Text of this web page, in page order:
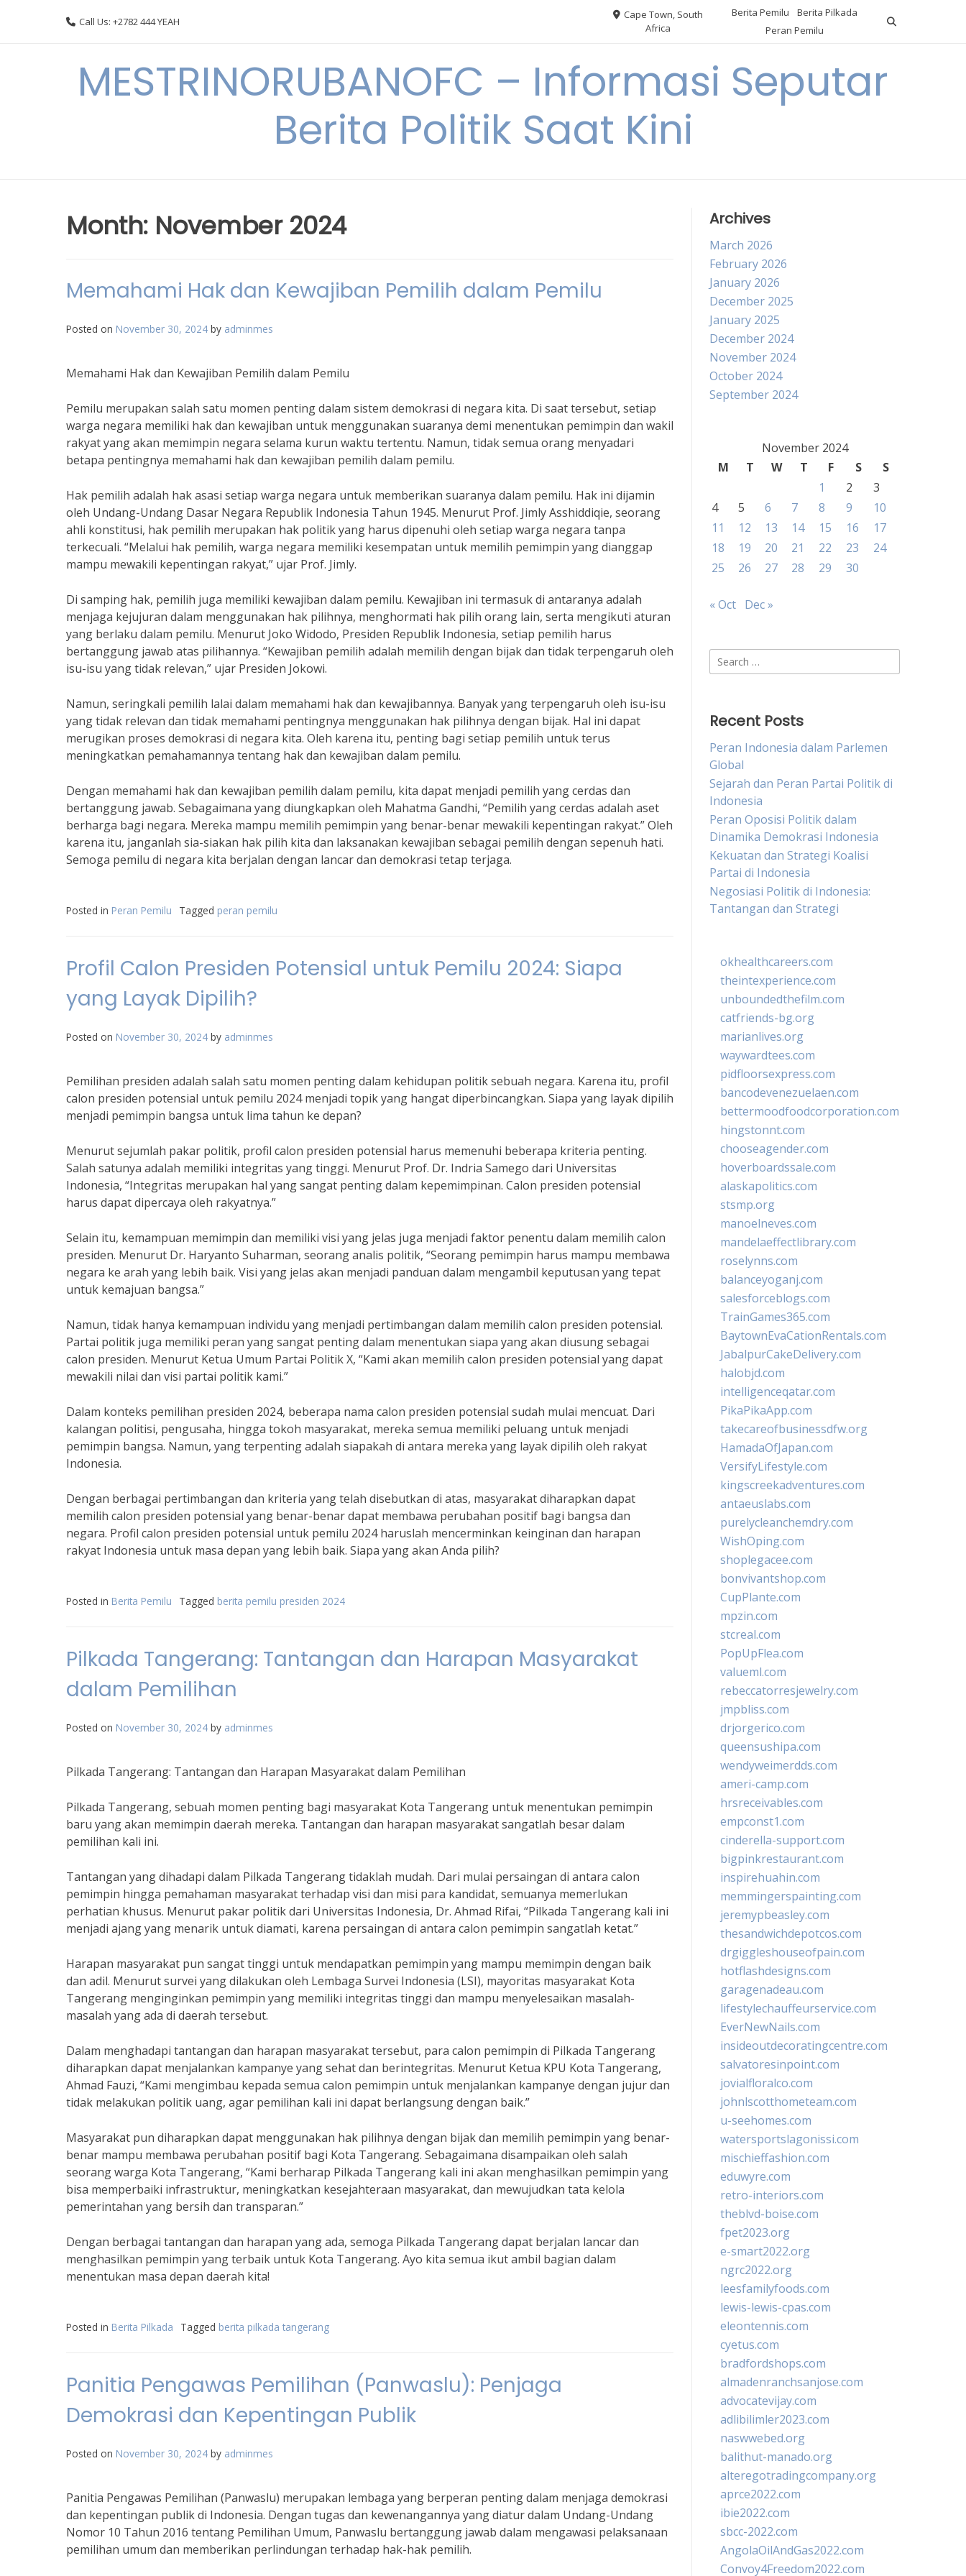
Call Us: +2782 444 YEAH
Cape Town, South
Africa
Berita Pemilu
Berita Pilkada
Peran Pemilu
MESTRINORUBANOFC – Informasi Seputar
Berita Politik Saat Kini
Month: November 2024
Memahami Hak dan Kewajiban Pemilih dalam Pemilu
Posted on November 30, 2024 by adminmes
Memahami Hak dan Kewajiban Pemilih dalam Pemilu
Pemilu merupakan salah satu momen penting dalam sistem demokrasi di negara kita. Di saat tersebut, setiap
warga negara memiliki hak dan kewajiban untuk menggunakan suaranya demi menentukan pemimpin dan wakil
rakyat yang akan memimpin negara selama kurun waktu tertentu. Namun, tidak semua orang menyadari
betapa pentingnya memahami hak dan kewajiban pemilih dalam pemilu.
Hak pemilih adalah hak asasi setiap warga negara untuk memberikan suaranya dalam pemilu. Hak ini dijamin
oleh Undang-Undang Dasar Negara Republik Indonesia Tahun 1945. Menurut Prof. Jimly Asshiddiqie, seorang
ahli konstitusi, hak pemilih merupakan hak politik yang harus dipenuhi oleh setiap warga negara tanpa
terkecuali. “Melalui hak pemilih, warga negara memiliki kesempatan untuk memilih pemimpin yang dianggap
mampu mewakili kepentingan rakyat,” ujar Prof. Jimly.
Di samping hak, pemilih juga memiliki kewajiban dalam pemilu. Kewajiban ini termasuk di antaranya adalah
menjaga kejujuran dalam menggunakan hak pilihnya, menghormati hak pilih orang lain, serta mengikuti aturan
yang berlaku dalam pemilu. Menurut Joko Widodo, Presiden Republik Indonesia, setiap pemilih harus
bertanggung jawab atas pilihannya. “Kewajiban pemilih adalah memilih dengan bijak dan tidak terpengaruh oleh
isu-isu yang tidak relevan,” ujar Presiden Jokowi.
Namun, seringkali pemilih lalai dalam memahami hak dan kewajibannya. Banyak yang terpengaruh oleh isu-isu
yang tidak relevan dan tidak memahami pentingnya menggunakan hak pilihnya dengan bijak. Hal ini dapat
merugikan proses demokrasi di negara kita. Oleh karena itu, penting bagi setiap pemilih untuk terus
meningkatkan pemahamannya tentang hak dan kewajiban dalam pemilu.
Dengan memahami hak dan kewajiban pemilih dalam pemilu, kita dapat menjadi pemilih yang cerdas dan
bertanggung jawab. Sebagaimana yang diungkapkan oleh Mahatma Gandhi, “Pemilih yang cerdas adalah aset
berharga bagi negara. Mereka mampu memilih pemimpin yang benar-benar mewakili kepentingan rakyat.” Oleh
karena itu, janganlah sia-siakan hak pilih kita dan laksanakan kewajiban sebagai pemilih dengan sepenuh hati.
Semoga pemilu di negara kita berjalan dengan lancar dan demokrasi tetap terjaga.
Posted in Peran Pemilu Tagged peran pemilu
Profil Calon Presiden Potensial untuk Pemilu 2024: Siapa
yang Layak Dipilih?
Posted on November 30, 2024 by adminmes
Pemilihan presiden adalah salah satu momen penting dalam kehidupan politik sebuah negara. Karena itu, profil
calon presiden potensial untuk pemilu 2024 menjadi topik yang hangat diperbincangkan. Siapa yang layak dipilih
menjadi pemimpin bangsa untuk lima tahun ke depan?
Menurut sejumlah pakar politik, profil calon presiden potensial harus memenuhi beberapa kriteria penting.
Salah satunya adalah memiliki integritas yang tinggi. Menurut Prof. Dr. Indria Samego dari Universitas
Indonesia, “Integritas merupakan hal yang sangat penting dalam kepemimpinan. Calon presiden potensial
harus dapat dipercaya oleh rakyatnya.”
Selain itu, kemampuan memimpin dan memiliki visi yang jelas juga menjadi faktor penentu dalam memilih calon
presiden. Menurut Dr. Haryanto Suharman, seorang analis politik, “Seorang pemimpin harus mampu membawa
negara ke arah yang lebih baik. Visi yang jelas akan menjadi panduan dalam mengambil keputusan yang tepat
untuk kemajuan bangsa.”
Namun, tidak hanya kemampuan individu yang menjadi pertimbangan dalam memilih calon presiden potensial.
Partai politik juga memiliki peran yang sangat penting dalam menentukan siapa yang akan diusung sebagai
calon presiden. Menurut Ketua Umum Partai Politik X, “Kami akan memilih calon presiden potensial yang dapat
mewakili nilai dan visi partai politik kami.”
Dalam konteks pemilihan presiden 2024, beberapa nama calon presiden potensial sudah mulai mencuat. Dari
kalangan politisi, pengusaha, hingga tokoh masyarakat, mereka semua memiliki peluang untuk menjadi
pemimpin bangsa. Namun, yang terpenting adalah siapakah di antara mereka yang layak dipilih oleh rakyat
Indonesia.
Dengan berbagai pertimbangan dan kriteria yang telah disebutkan di atas, masyarakat diharapkan dapat
memilih calon presiden potensial yang benar-benar dapat membawa perubahan positif bagi bangsa dan
negara. Profil calon presiden potensial untuk pemilu 2024 haruslah mencerminkan keinginan dan harapan
rakyat Indonesia untuk masa depan yang lebih baik. Siapa yang akan Anda pilih?
Posted in Berita Pemilu Tagged berita pemilu presiden 2024
Pilkada Tangerang: Tantangan dan Harapan Masyarakat
dalam Pemilihan
Posted on November 30, 2024 by adminmes
Pilkada Tangerang: Tantangan dan Harapan Masyarakat dalam Pemilihan
Pilkada Tangerang, sebuah momen penting bagi masyarakat Kota Tangerang untuk menentukan pemimpin
baru yang akan memimpin daerah mereka. Tantangan dan harapan masyarakat sangatlah besar dalam
pemilihan kali ini.
Tantangan yang dihadapi dalam Pilkada Tangerang tidaklah mudah. Dari mulai persaingan di antara calon
pemimpin hingga pemahaman masyarakat terhadap visi dan misi para kandidat, semuanya memerlukan
perhatian khusus. Menurut pakar politik dari Universitas Indonesia, Dr. Ahmad Rifai, “Pilkada Tangerang kali ini
menjadi ajang yang menarik untuk diamati, karena persaingan di antara calon pemimpin sangatlah ketat.”
Harapan masyarakat pun sangat tinggi untuk mendapatkan pemimpin yang mampu memimpin dengan baik
dan adil. Menurut survei yang dilakukan oleh Lembaga Survei Indonesia (LSI), mayoritas masyarakat Kota
Tangerang menginginkan pemimpin yang memiliki integritas tinggi dan mampu menyelesaikan masalah-
masalah yang ada di daerah tersebut.
Dalam menghadapi tantangan dan harapan masyarakat tersebut, para calon pemimpin di Pilkada Tangerang
diharapkan dapat menjalankan kampanye yang sehat dan berintegritas. Menurut Ketua KPU Kota Tangerang,
Ahmad Fauzi, “Kami mengimbau kepada semua calon pemimpin untuk menjalankan kampanye dengan jujur dan
tidak melakukan politik uang, agar pemilihan kali ini dapat berlangsung dengan baik.”
Masyarakat pun diharapkan dapat menggunakan hak pilihnya dengan bijak dan memilih pemimpin yang benar-
benar mampu membawa perubahan positif bagi Kota Tangerang. Sebagaimana disampaikan oleh salah
seorang warga Kota Tangerang, “Kami berharap Pilkada Tangerang kali ini akan menghasilkan pemimpin yang
bisa memperbaiki infrastruktur, meningkatkan kesejahteraan masyarakat, dan mewujudkan tata kelola
pemerintahan yang bersih dan transparan.”
Dengan berbagai tantangan dan harapan yang ada, semoga Pilkada Tangerang dapat berjalan lancar dan
menghasilkan pemimpin yang terbaik untuk Kota Tangerang. Ayo kita semua ikut ambil bagian dalam
menentukan masa depan daerah kita!
Posted in Berita Pilkada Tagged berita pilkada tangerang
Panitia Pengawas Pemilihan (Panwaslu): Penjaga
Demokrasi dan Kepentingan Publik
Posted on November 30, 2024 by adminmes
Panitia Pengawas Pemilihan (Panwaslu) merupakan lembaga yang berperan penting dalam menjaga demokrasi
dan kepentingan publik di Indonesia. Dengan tugas dan kewenangannya yang diatur dalam Undang-Undang
Nomor 10 Tahun 2016 tentang Pemilihan Umum, Panwaslu bertanggung jawab dalam mengawasi pelaksanaan
pemilihan umum dan memberikan perlindungan terhadap hak-hak pemilih.
Archives
March 2026
February 2026
January 2026
December 2025
January 2025
December 2024
November 2024
October 2024
September 2024
November 2024
M
T W T F S
S
1
2
3
4
5 6 7 8 9
10
11
12 13 14 15 16
17
18
19 20 21 22 23
24
25
26 27 28 29 30
« Oct Dec »
Search
for:
Recent Posts
Peran Indonesia dalam Parlemen
Global
Sejarah dan Peran Partai Politik di
Indonesia
Peran Oposisi Politik dalam
Dinamika Demokrasi Indonesia
Kekuatan dan Strategi Koalisi
Partai di Indonesia
Negosiasi Politik di Indonesia:
Tantangan dan Strategi
okhealthcareers.com
theintexperience.com
unboundedthefilm.com
catfriends-bg.org
marianlives.org
waywardtees.com
pidfloorsexpress.com
bancodevenezuelaen.com
bettermoodfoodcorporation.com
hingstonnt.com
chooseagender.com
hoverboardssale.com
alaskapolitics.com
stsmp.org
manoelneves.com
mandelaeffectlibrary.com
roselynns.com
balanceyoganj.com
salesforceblogs.com
TrainGames365.com
BaytownEvaCationRentals.com
JabalpurCakeDelivery.com
halobjd.com
intelligenceqatar.com
PikaPikaApp.com
takecareofbusinessdfw.org
HamadaOfJapan.com
VersifyLifestyle.com
kingscreekadventures.com
antaeuslabs.com
purelycleanchemdry.com
WishOping.com
shoplegacee.com
bonvivantshop.com
CupPlante.com
mpzin.com
stcreal.com
PopUpFlea.com
valueml.com
rebeccatorresjewelry.com
jmpbliss.com
drjorgerico.com
queensushipa.com
wendyweimerdds.com
ameri-camp.com
hrsreceivables.com
empconst1.com
cinderella-support.com
bigpinkrestaurant.com
inspirehuahin.com
memmingerspainting.com
jeremypbeasley.com
thesandwichdepotcos.com
drgiggleshouseofpain.com
hotflashdesigns.com
garagenadeau.com
lifestylechauffeurservice.com
EverNewNails.com
insideoutdecoratingcentre.com
salvatoresinpoint.com
jovialfloralco.com
johnlscotthometeam.com
u-seehomes.com
watersportslagonissi.com
mischieffashion.com
eduwyre.com
retro-interiors.com
theblvd-boise.com
fpet2023.org
e-smart2022.org
ngrc2022.org
leesfamilyfoods.com
lewis-lewis-cpas.com
eleontennis.com
cyetus.com
bradfordshops.com
almadenranchsanjose.com
advocatevijay.com
adlibilimler2023.com
naswwebed.org
balithut-manado.org
alteregotradingcompany.org
aprce2022.com
ibie2022.com
sbcc-2022.com
AngolaOilAndGas2022.com
Convoy4Freedom2022.com